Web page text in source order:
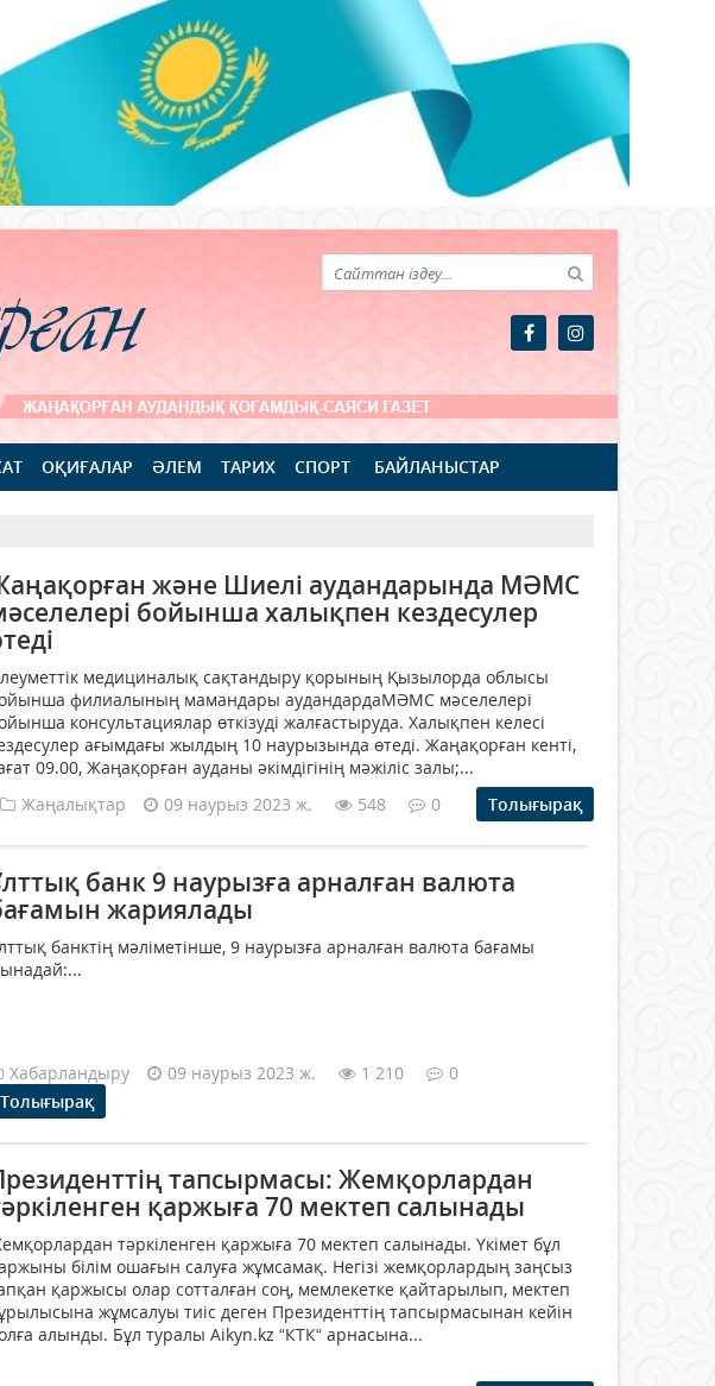
ОҚИҒАЛАР ӘЛЕМ ТАРИХ СПОРТ БАЙЛАНЫСТАР
және Шиелі аудандарында МӘМС
бойынша халықпен кездесулер
медициналық сақтандыру қорының Қызылорда облысы
филиалының мамандары аудандардаМӘМС мәселелері
консультациялар өткізуді жалғастыруда. Халықпен келесі
ағымдағы жылдың 10 наурызында өтеді. Жаңақорған кенті,
09.00, Жаңақорған ауданы әкімдігінің мәжіліс залы;...
Жаңалықтар
09 наурыз 2023 ж. 548 0 Толығырақ
банк 9 наурызға арналған валюта
жариялады
банктің мәліметінше, 9 наурызға арналған валюта бағамы
Хабарландыру 09 наурыз 2023 ж. 1 210
0
Толығырақ
тапсырмасы: Жемқорлардан
қаржыға 70 мектеп салынады
тәркіленген қаржыға 70 мектеп салынады. Үкімет бұл
білім ошағын салуға жұмсамақ. Негізі жемқорлардың заңсыз
қаржысы олар сотталған соң, мемлекетке қайтарылып, мектеп
жұмсалуы тиіс деген Президенттің тапсырмасынан кейін
алынды. Бұл туралы Aikyn.kz “КТК“ арнасына...